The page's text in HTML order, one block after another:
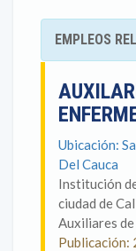
EMPLEOS
Ubicación:
Del Cauca
Institución
ciudad de
Auxiliares
Publicación: